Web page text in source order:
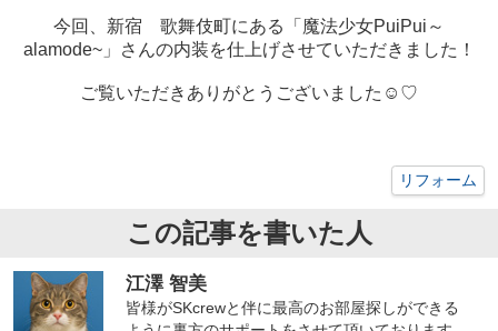
今回、新宿 歌舞伎町にある「魔法少女PuiPui～
alamode~」さんの内装を仕上げさせていただきました！
ご覧いただきありがとうございました☺♡
リフォーム
この記事を書いた人
江澤 智美
皆様がSKcrewと伴に最高のお部屋探しができる